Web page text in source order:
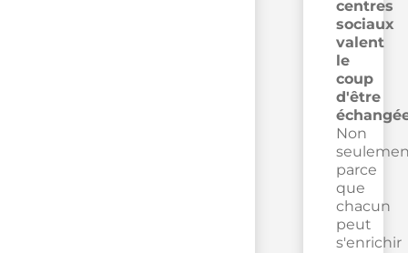
centres
sociaux
valent
le
coup
d'être
Non
parce
que
chacun
peut
s'enrichir